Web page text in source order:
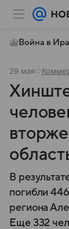
Война в
29 мая
В
погибли
региона
Еще 332